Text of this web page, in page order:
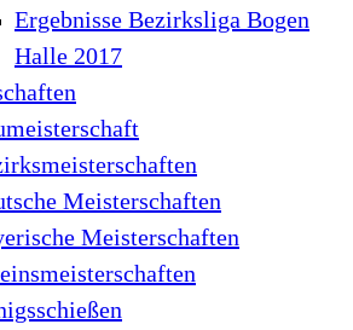
Ergebnisse Bezirksliga Bogen
Halle 2017
Meisterschaften
Meisterschaften